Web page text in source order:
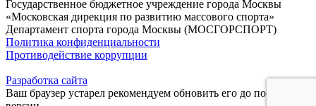
Государственное бюджетное учреждение города Москвы
«Московская дирекция по развитию массового спорта»
Департамент спорта города Москвы (МОСГОРСПОРТ)
Политика конфиденциальности
Противодействие коррупции
Разработка сайта
Ваш браузер устарел рекомендуем обновить его до последней